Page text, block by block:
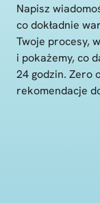
Napisz
co dokładnie
Twoje procesy,
i pokażemy, co
24 godzin. Zero
rekomendacje